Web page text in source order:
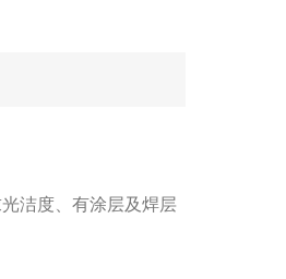
洁度、有涂层及焊层